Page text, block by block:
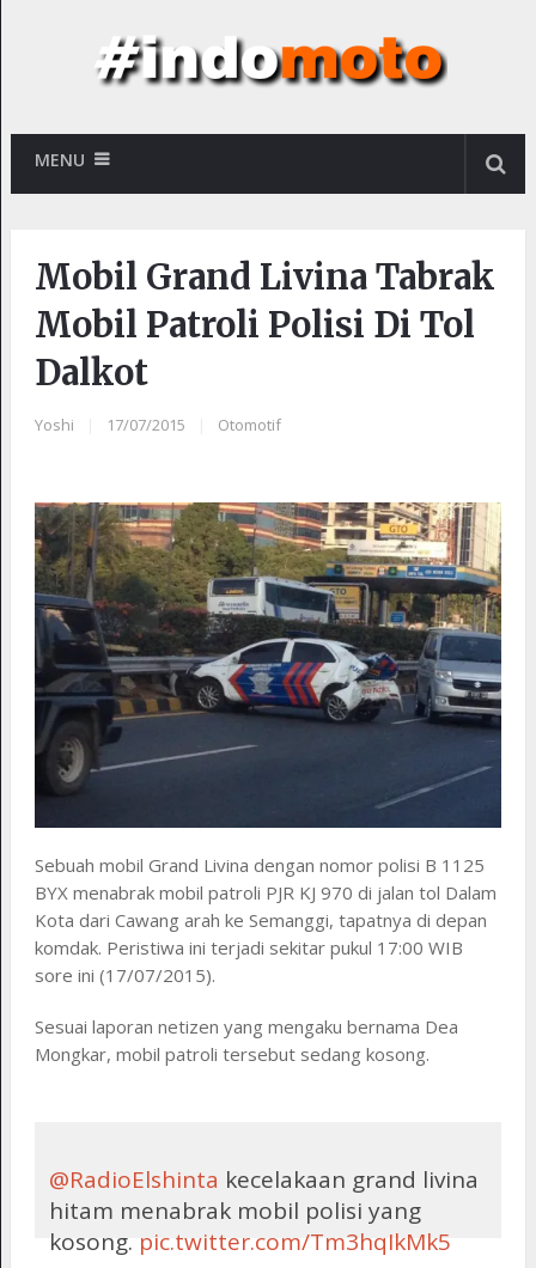
MENU
Mobil Grand Livina Tabrak
Mobil Patroli Polisi Di Tol
Dalkot
Yoshi 17/07/2015 Otomotif
Sebuah mobil Grand Livina dengan nomor polisi B 1125
BYX menabrak mobil patroli PJR KJ 970 di jalan tol Dalam
Kota dari Cawang arah ke Semanggi, tapatnya di depan
komdak. Peristiwa ini terjadi sekitar pukul 17:00 WIB
sore ini (17/07/2015).
Sesuai laporan netizen yang mengaku bernama Dea
Mongkar, mobil patroli tersebut sedang kosong.
@RadioElshinta kecelakaan grand livina
hitam menabrak mobil polisi yang
kosong. pic.twitter.com/Tm3hqIkMk5